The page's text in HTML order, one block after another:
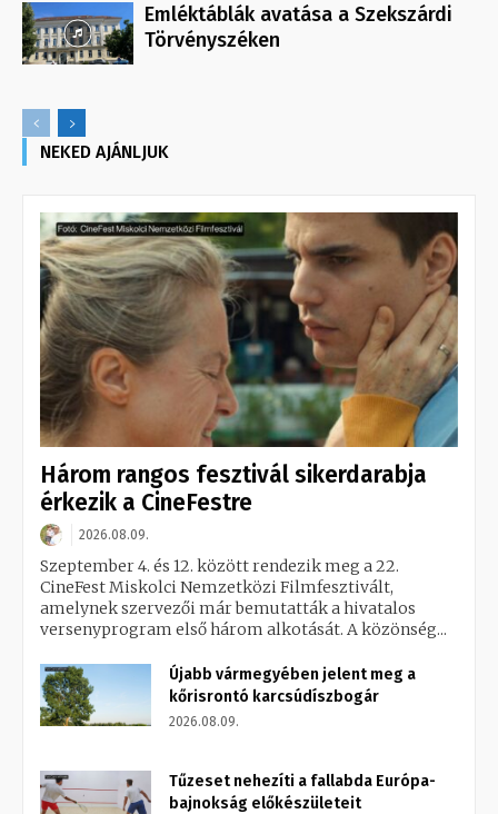
Emléktáblák avatása a Szekszárdi
Törvényszéken
NEKED AJÁNLJUK
Három rangos fesztivál sikerdarabja
érkezik a CineFestre
2026.08.09.
Szeptember 4. és 12. között rendezik meg a 22.
CineFest Miskolci Nemzetközi Filmfesztivált,
amelynek szervezői már bemutatták a hivatalos
versenyprogram első három alkotását. A közönség...
Újabb vármegyében jelent meg a
kőrisrontó karcsúdíszbogár
2026.08.09.
Tűzeset nehezíti a fallabda Európa-
bajnokság előkészületeit